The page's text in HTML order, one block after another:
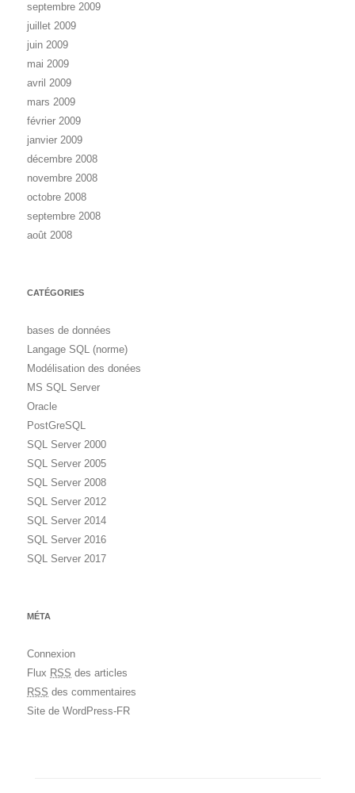
septembre 2009
juillet 2009
juin 2009
mai 2009
avril 2009
mars 2009
février 2009
janvier 2009
décembre 2008
novembre 2008
octobre 2008
septembre 2008
août 2008
CATÉGORIES
bases de données
Langage SQL (norme)
Modélisation des donées
MS SQL Server
Oracle
PostGreSQL
SQL Server 2000
SQL Server 2005
SQL Server 2008
SQL Server 2012
SQL Server 2014
SQL Server 2016
SQL Server 2017
MÉTA
Connexion
Flux RSS des articles
RSS des commentaires
Site de WordPress-FR